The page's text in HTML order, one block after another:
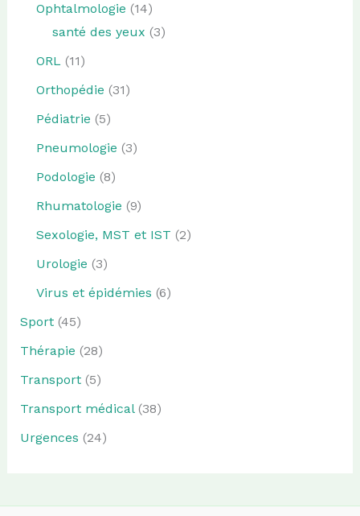
Ophtalmologie (14)
santé des yeux (3)
ORL (11)
Orthopédie (31)
Pédiatrie (5)
Pneumologie (3)
Podologie (8)
Rhumatologie (9)
Sexologie, MST et IST (2)
Urologie (3)
Virus et épidémies (6)
Sport(45)
Thérapie (28)
Transport(5)
Transport médical(38)
Urgences (24)